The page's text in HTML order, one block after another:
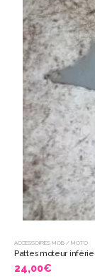
ACCESSOIRES MOB / MOTO
Pattes moteur
24,00€